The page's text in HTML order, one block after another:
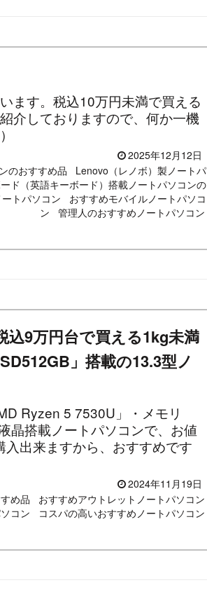
ます。税込10万円未満で買える
介しておりますので、何か一機
2025年12月12日
のおすすめ品
Lenovo（レノボ）製ノートパ
ド（英語キーボード）搭載ノートパソコンの
トパソコン
おすすめモバイルノートパソコ
ン
管理人のおすすめノートパソコン
込9万円台で買える1kg未満
」搭載の13.3型ノ
Ryzen 5 7530U」・メモリ
晶搭載ノートパソコンで、お値
出来ますから、おすすめです
2024年11月19日
め品
おすすめアウトレットノートパソコン
コン
コスパの高いおすすめノートパソコン